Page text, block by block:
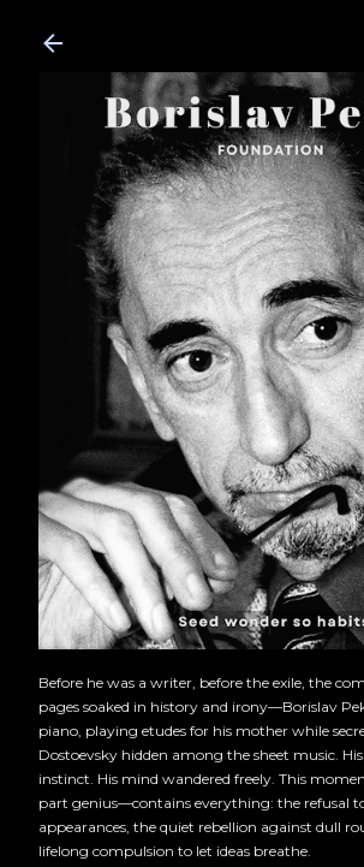
Before he was a writer, before the exile, the
pages soaked in history and irony—Borislav
piano, playing etudes for his mother while
Dostoevsky hidden among the sheet music.
instinct. His mind wandered freely. This
part genius—contains everything: the refusal
appearances, the quiet rebellion against dull
lifelong compulsion to let ideas breathe.